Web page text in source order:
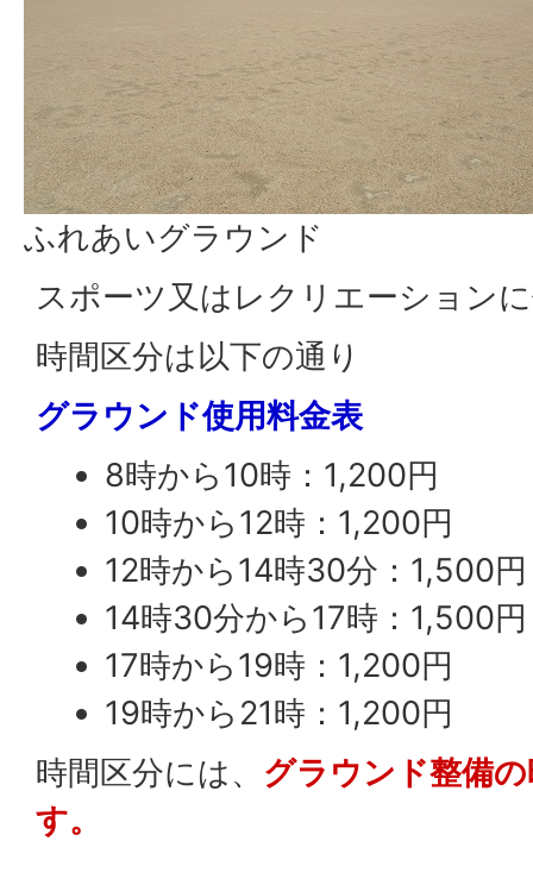
ふれあいグラウンド
スポーツ又はレクリエーション
時間区分は以下の通り
グラウンド使用料金表
8時から10時：1,200円
10時から12時：1,200円
12時から14時30分：1,500円
14時30分から17時：1,500円
17時から19時：1,200円
19時から21時：1,200円
時間区分には、 グラウンド整備
す。